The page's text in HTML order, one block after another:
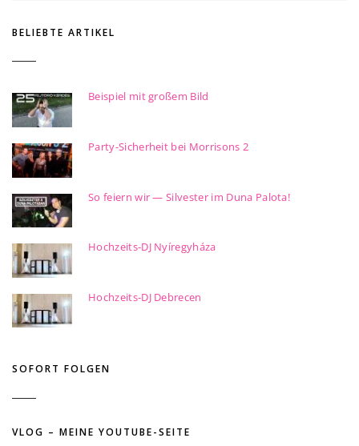
BELIEBTE ARTIKEL
Beispiel mit großem Bild
Party-Sicherheit bei Morrisons 2
So feiern wir — Silvester im Duna Palota!
Hochzeits-DJ Nyíregyháza
Hochzeits-DJ Debrecen
SOFORT FOLGEN
VLOG – MEINE YOUTUBE-SEITE